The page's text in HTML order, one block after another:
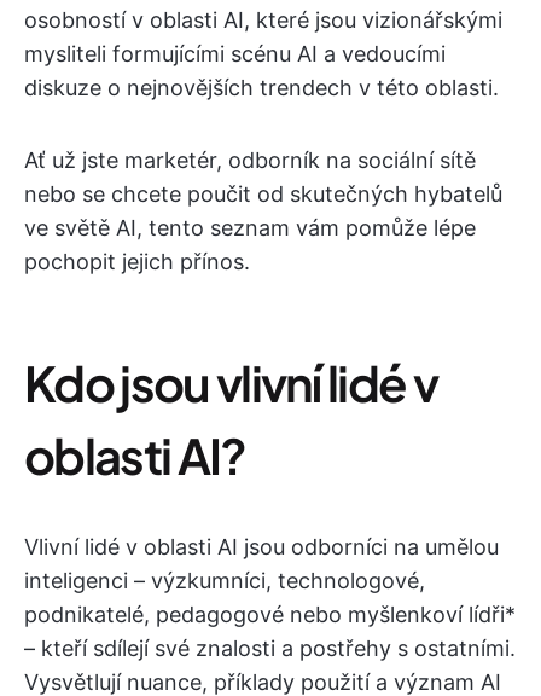
osobností v oblasti AI, které jsou vizionářskými
mysliteli formujícími scénu AI a vedoucími
diskuze o nejnovějších trendech v této oblasti.
Ať už jste marketér, odborník na sociální sítě
nebo se chcete poučit od skutečných hybatelů
ve světě AI, tento seznam vám pomůže lépe
pochopit jejich přínos.
Kdo jsou vlivní lidé v
oblasti AI?
Vlivní lidé v oblasti AI jsou odborníci na umělou
inteligenci – výzkumníci, technologové,
podnikatelé, pedagogové nebo myšlenkoví lídři*
– kteří sdílejí své znalosti a postřehy s ostatními.
Vysvětlují nuance, příklady použití a význam AI